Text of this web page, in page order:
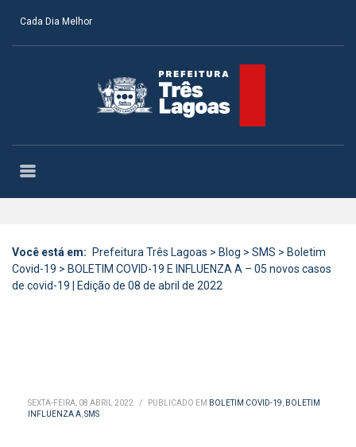
Cada Dia Melhor
Você está em: Prefeitura Três Lagoas > Blog > SMS > Boletim
Covid-19 > BOLETIM COVID-19 E INFLUENZA A – 05 novos casos
de covid-19 | Edição de 08 de abril de 2022
SEXTA-FEIRA, 08 ABRIL 2022 / PUBLICADO EM BOLETIM COVID-19, BOLETIM
INFLUENZA A,SMS